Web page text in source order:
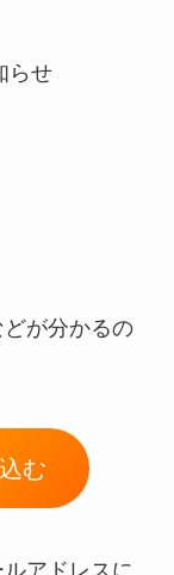
らせ
が分かるの
む
アドレスに